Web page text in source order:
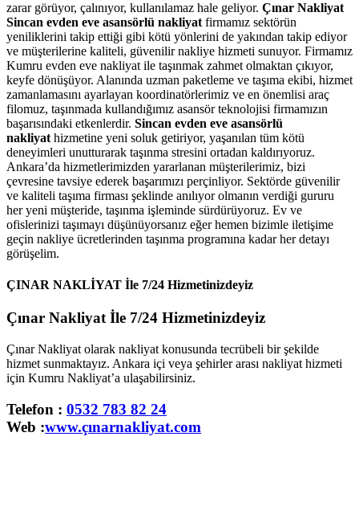
zarar görüyor, çalınıyor, kullanılamaz hale geliyor. Çınar Nakliyat
Sincan evden eve asansörlü nakliyat firmamız sektörün
yeniliklerini takip ettiği gibi kötü yönlerini de yakından takip ediyor
ve müşterilerine kaliteli, güvenilir nakliye hizmeti sunuyor. Firmamız
Kumru evden eve nakliyat ile taşınmak zahmet olmaktan çıkıyor,
keyfe dönüşüyor. Alanında uzman paketleme ve taşıma ekibi, hizmet
zamanlamasını ayarlayan koordinatörlerimiz ve en önemlisi araç
filomuz, taşınmada kullandığımız asansör teknolojisi firmamızın
başarısındaki etkenlerdir. Sincan evden eve asansörlü
nakliyat hizmetine yeni soluk getiriyor, yaşanılan tüm kötü
deneyimleri unutturarak taşınma stresini ortadan kaldırıyoruz.
Ankara’da hizmetlerimizden yararlanan müşterilerimiz, bizi
çevresine tavsiye ederek başarımızı perçinliyor. Sektörde güvenilir
ve kaliteli taşıma firması şeklinde anılıyor olmanın verdiği gururu
her yeni müşteride, taşınma işleminde sürdürüyoruz. Ev ve
ofislerinizi taşımayı düşünüyorsanız eğer hemen bizimle iletişime
geçin nakliye ücretlerinden taşınma programına kadar her detayı
görüşelim.
ÇINAR NAKLİYAT İle 7/24 Hizmetinizdeyiz
Çınar Nakliyat İle 7/24 Hizmetinizdeyiz
Çınar Nakliyat olarak nakliyat konusunda tecrübeli bir şekilde
hizmet sunmaktayız. Ankara içi veya şehirler arası nakliyat hizmeti
için Kumru Nakliyat’a ulaşabilirsiniz.
Telefon : 0532 783 82 24
Web :www.çınarnakliyat.com